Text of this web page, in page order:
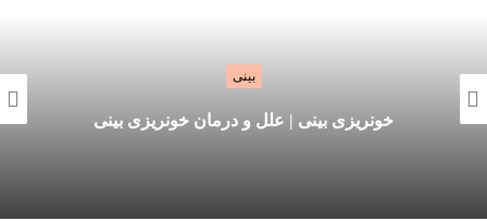
بینی | علل و درمان خونریزی بینی